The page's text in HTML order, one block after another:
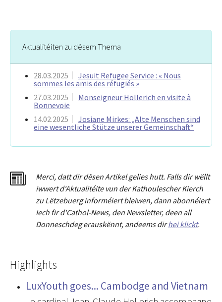
Aktualitéiten zu dësem Thema
28.03.2025
Jesuit Refugee Service : « Nous
sommes les amis des réfugiés »
27.03.2025
Monseigneur Hollerich en visite à
Bonnevoie
14.02.2025
Josiane Mirkes: „Alte Menschen sind
eine wesentliche Stütze unserer Gemeinschaft“
Merci, dattdir dësen Artikel gelies hutt. Falls dir wëllt
iwwert d'Aktualitéite vun der Kathoulescher Kierch
zu Lëtzebuerg informéiert bleiwen, dann abonnéiert
Iech fir d'Cathol-News, den Newsletter, deen all
Donneschdeg erauskënnt, andeems dirhei klickt.
Highlights
LuxYouth goes... Cambodge and Vietnam